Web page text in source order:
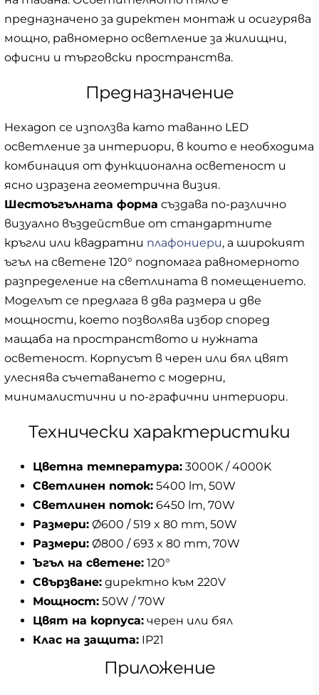
предназначено за директен монтаж и осигурява
мощно, равномерно осветление за жилищни,
офисни и търговски пространства.
Предназначение
Hexagon се използва като таванно LED
осветление за интериори, в които е необходима
комбинация от функционална осветеност и
ясно изразена геометрична визия.
Шестоъгълната форма създава по-различно
визуално въздействие от стандартните
кръгли или квадратни плафониери, а широкият
ъгъл на светене 120° подпомага равномерното
разпределение на светлината в помещението.
Моделът се предлага в два размера и две
мощности, което позволява избор според
мащаба на пространството и нужната
осветеност. Корпусът в черен или бял цвят
улеснява съчетаването с модерни,
минималистични и по-графични интериори.
Технически характеристики
Цветна температура: 3000K / 4000K
Светлинен поток: 5400 lm, 50W
Светлинен поток: 6450 lm, 70W
Размери: Ø600 / 519 x 80 mm, 50W
Размери: Ø800 / 693 x 80 mm, 70W
Ъгъл на светене: 120°
Свързване: директно към 220V
Мощност: 50W / 70W
Цвят на корпуса: черен или бял
Клас на защита: IP21
Приложение